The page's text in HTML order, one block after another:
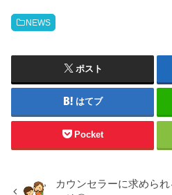
NEWS
ポスト
はてブ
Pocket
カウンセラーに求めら